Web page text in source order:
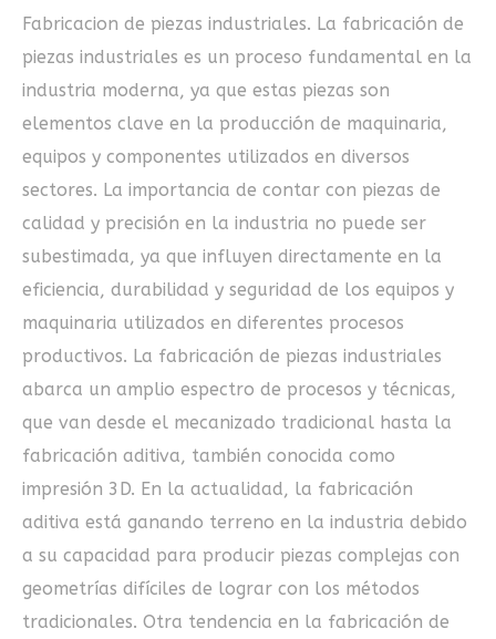
Fabricacion de piezas industriales. La fabricación de
piezas industriales es un proceso fundamental en la
industria moderna, ya que estas piezas son
elementos clave en la producción de maquinaria,
equipos y componentes utilizados en diversos
sectores. La importancia de contar con piezas de
calidad y precisión en la industria no puede ser
subestimada, ya que influyen directamente en la
eficiencia, durabilidad y seguridad de los equipos y
maquinaria utilizados en diferentes procesos
productivos. La fabricación de piezas industriales
abarca un amplio espectro de procesos y técnicas,
que van desde el mecanizado tradicional hasta la
fabricación aditiva, también conocida como
impresión 3D. En la actualidad, la fabricación
aditiva está ganando terreno en la industria debido
a su capacidad para producir piezas complejas con
geometrías difíciles de lograr con los métodos
tradicionales. Otra tendencia en la fabricación de